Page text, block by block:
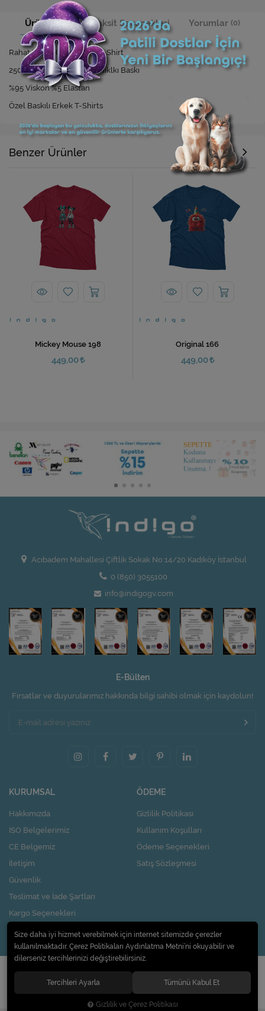
Ürün Bilgisi Taksit Seçenekleri Yorumlar (0)
Rahat Kesim Özel Baskılı T-Shirt
250 Yıkamaya Kadar Dayanıklkı Baskı
%95 Viskon %5 Elastan
Özel Baskılı Erkek T-Shirts
Benzer Ürünler
Mickey Mouse 198
449,00
Original 166
449,00
Acıbadem Mahallesi Çiftlik Sokak No:14/20 Kadıköy İstanbul
0 (850) 3055100
info@indigogv.com
E-Bülten
Fırsatlar ve duyurularımız hakkında bilgi sahibi olmak için kaydolun!
KURUMSAL
Hakkımızda
ISO Belgelerimiz
CE Belgemiz
İletişim
Güvenlik
Teslimat ve İade Şartları
Kargo Seçenekleri
Nasıl Kupon Kazanırım?
ÖDEME
Gizlilik Politikası
Kullanım Koşulları
Ödeme Seçenekleri
Satış Sözleşmesi
© 2020Pi Design İç ve Dış Ticaret Limited Şirketi. Tüm hakları saklıdır.
Size daha iyi hizmet verebilmek için internet sitemizde çerezler
kullanılmaktadır. Çerez Politikaları Aydınlatma Metni’ni okuyabilir ve
dilerseniz tercihlerinizi değiştirebilirsiniz.
Tercihleri Ayarla Tümünü Kabul Et
Gizlilik ve Çerez Politikası